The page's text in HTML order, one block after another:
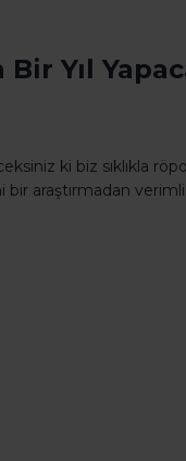
Yıl
ki biz sıklıkla
araştırmadan